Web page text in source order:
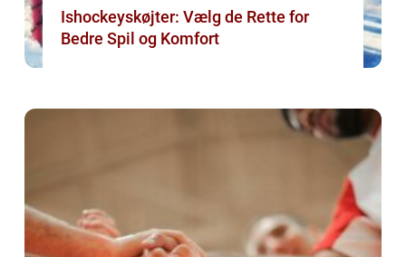
Ishockeyskøjter: Vælg de Rette for
Bedre Spil og Komfort